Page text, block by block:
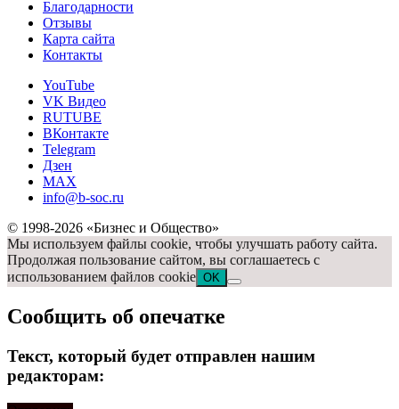
Благодарности
Отзывы
Карта сайта
Контакты
YouTube
VK Видео
RUTUBE
ВКонтакте
Telegram
Дзен
MAX
info@b-soc.ru
© 1998-2026 «Бизнес и Общество»
Мы используем файлы cookie, чтобы улучшать работу сайта.
Продолжая пользование сайтом, вы соглашаетесь с
использованием файлов cookie OK
Сообщить об опечатке
Текст, который будет отправлен нашим
редакторам: